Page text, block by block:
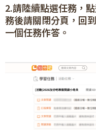
2.請陸續點選任務，
務後請關閉分頁，回
一個任務作答。